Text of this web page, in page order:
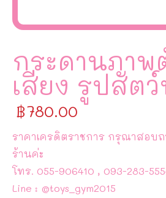
กระดานภา
เสียง รูปสัตว์
฿780.00
ราคาเครดิตราชการ กรุณาสอบ
ร้านค่ะ
โทร. 055-906410 , 093-283-
Line : @toys_gym2015